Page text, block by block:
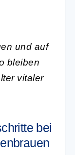
und auf
bleiben
vitaler
bei